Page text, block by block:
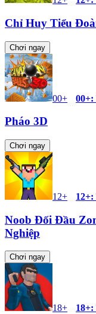
Chỉ Huy Tiểu
Chơi ngay
00+ 00+:
Pháo 3D
Chơi ngay
12+ 12+:
Noob Đối Đầu
Nghiệp
Chơi ngay
18+ 18+: